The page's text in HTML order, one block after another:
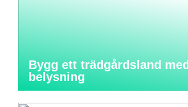
Bygg ett trädgårdsland med
belysning